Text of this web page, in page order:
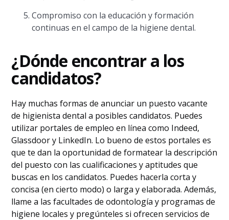
Compromiso con la educación y formación
continuas en el campo de la higiene dental.
¿Dónde encontrar a los
candidatos?
Hay muchas formas de anunciar un puesto vacante
de higienista dental a posibles candidatos. Puedes
utilizar portales de empleo en línea como Indeed,
Glassdoor y LinkedIn. Lo bueno de estos portales es
que te dan la oportunidad de formatear la descripción
del puesto con las cualificaciones y aptitudes que
buscas en los candidatos. Puedes hacerla corta y
concisa (en cierto modo) o larga y elaborada. Además,
llame a las facultades de odontología y programas de
higiene locales y pregúnteles si ofrecen servicios de